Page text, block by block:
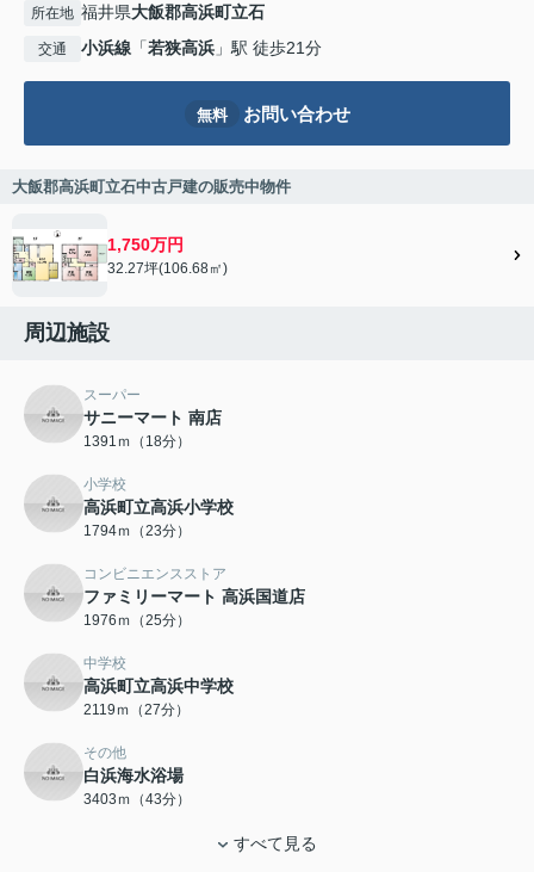
所在地 福井県大飯郡高浜町立石
交通 小浜線 「若狭高浜 」駅 徒歩21分
無料 お問い合わせ
大飯郡高浜町立石中古戸建の販売中物件
1,750万円
32.27坪(106.68㎡)
周辺施設
スーパー
サニーマート 南店
1391ｍ（18分）
小学校
高浜町立高浜小学校
1794ｍ（23分）
コンビニエンスストア
ファミリーマート 高浜国道店
1976ｍ（25分）
中学校
高浜町立高浜中学校
2119ｍ（27分）
その他
白浜海水浴場
3403ｍ（43分）
すべて見る